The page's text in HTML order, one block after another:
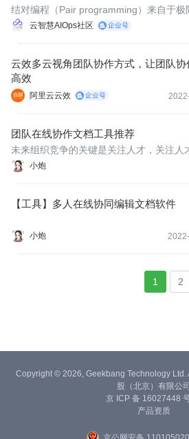
云智慧AIOps社区
结对编程（Pair programming）来自于极
amming)，是它的最佳实践之一。顾名思
云效多云视角团队协作方式，让团队协
高效
阿里云云效
团队在线协作文档工具推荐
小炮
未来组织竞争的关键是关注人才，关注人
队合作的关键是合作效率，合作效率的关
【工具】多人在线协同编辑文档软件
小炮
1 2
Copyright © 2026, Geekbang Technology Ltd.
股（北京）有限公司
京 ICP 备 16027448
产品资质